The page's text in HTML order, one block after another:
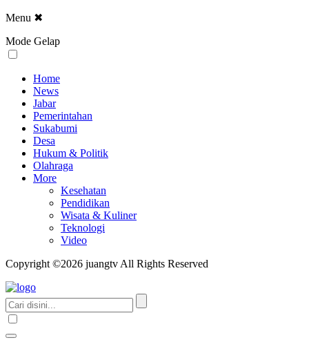
Menu ✖
Mode Gelap
Home
News
Jabar
Pemerintahan
Sukabumi
Desa
Hukum & Politik
Olahraga
More
Kesehatan
Pendidikan
Wisata & Kuliner
Teknologi
Video
Copyright ©2026 juangtv All Rights Reserved